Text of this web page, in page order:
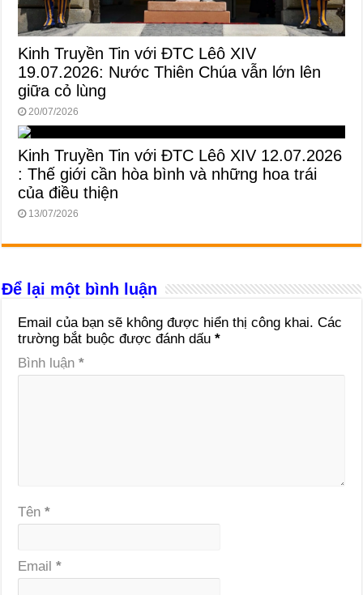
Kinh Truyền Tin với ĐTC Lêô XIV
19.07.2026: Nước Thiên Chúa vẫn lớn lên
giữa cỏ lùng
20/07/2026
Kinh Truyền Tin với ĐTC Lêô XIV 12.07.2026
: Thế giới cần hòa bình và những hoa trái
của điều thiện
13/07/2026
Để lại một bình luận
Email của bạn sẽ không được hiển thị công khai. Các
trường bắt buộc được đánh dấu*
Bình luận*
Tên*
Email*